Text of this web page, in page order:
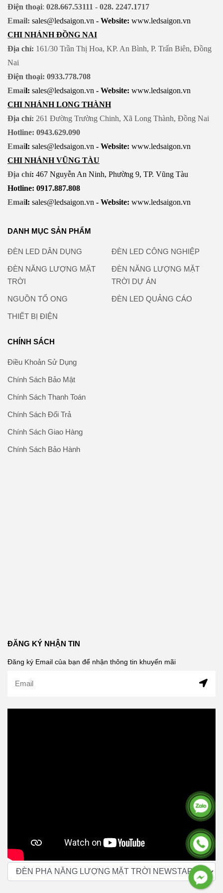
Điện thoại: 028.667.53111 - 028. 2247.1717
Email: sales@ledsaigon.vn - Website: www.ledsaigon.vn
CHI NHÁNH ĐỒNG NAI
Địa chỉ: 161/30 Trần Thị Hoa, KP. An Bình, P. Trấn Biên, Đồng
Nai
Điện thoại: 0933.778.708
Email: sales@ledsaigon.vn - Website: www.ledsaigon.vn
CHI NHÁNH LONG THÀNH
Địa chỉ: 261 Đường Trường Chinh, Xã Long Thành, Đồng Nai
Hotline: 0943.629.090
Email: sales@ledsaigon.vn - Website: www.ledsaigon.vn
CHI NHÁNH VŨNG TÀU
Địa chỉ: 467 Nguyễn An Ninh, Phường 9, TP. Vũng Tàu
Hotline: 0917.887.808
Email: sales@ledsaigon.vn - Website: www.ledsaigon.vn
DANH MỤC SẢN PHẨM
ĐÈN LED DÂN DỤNG ĐÈN LED CÔNG NGHIỆP
ĐÈN NĂNG LƯỢNG MẶT
TRỜI
ĐÈN NĂNG LƯỢNG MẶT
TRỜI DỰ ÁN
NGUỒN TỔ ONG ĐÈN LED QUẢNG CÁO
THIẾT BỊ ĐIỆN
CHÍNH SÁCH
Điều Khoản Sử Dụng
Chính Sách Bảo Mật
Chính Sách Thanh Toán
Chính Sách Đổi Trả
Chính Sách Giao Hàng
Chính Sách Bảo Hành
ĐĂNG KÝ NHẬN TIN
Đăng ký Email của bạn để nhận thông tin khuyến mãi